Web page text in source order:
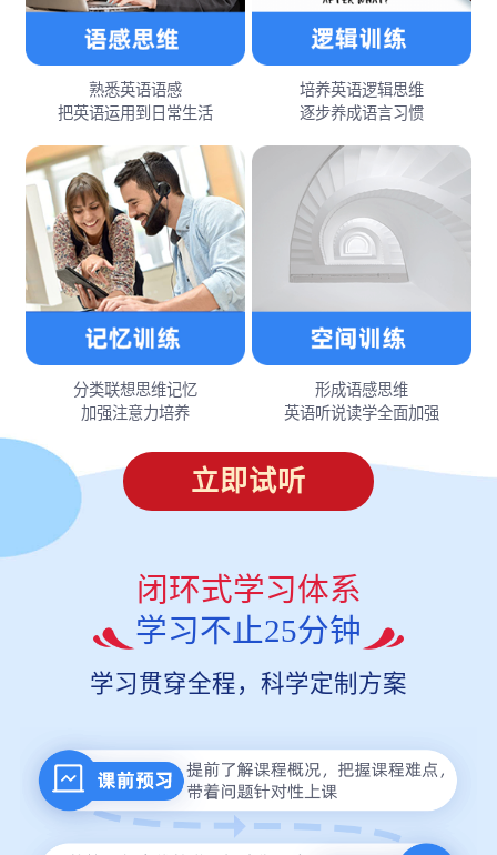
熟悉英语语感
把英语运用到日常生活
培养英语逻辑思维
逐步养成语言习惯
分类联想思维记忆
加强注意力培养
形成语感思维
英语听说读学全面加强
立即试听
闭环式学习体系
学习不止25分钟
学习贯穿全程，科学定制方案